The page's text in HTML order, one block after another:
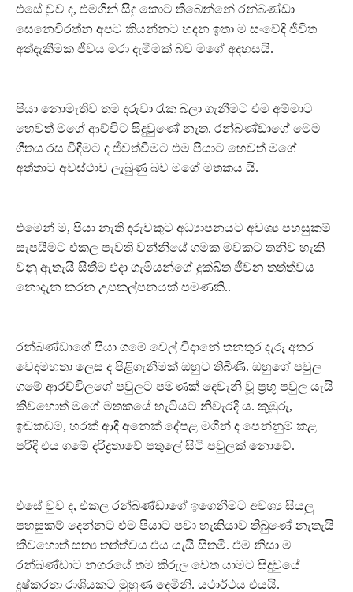
එසේ වුව ද, එමගින් සිදු කොට තිබෙන්නේ රන්බණ්ඩා
සෙනෙවිරත්න අපට කියන්නට හදන ඉතා ම සංවේදී ජීවිත
අත්දැකීමක ජීවය මරා දැමීමක් බව මගේ අදහසයි.
පියා නොමැතිව තම දරුවා රැක බලා ගැනීමට එම අම්මාට
හෙවත් මගේ ආච්චිට සිදුවුණේ නැත. රන්බණ්ඩාගේ මෙම
ගීතය රස විඳීමට ද ජීවත්වීමට එම පියාට හෙවත් මගේ
අත්තාට අවස්ථාව ලැබුණු බව මගේ මතකය යි.
එමෙන් ම, පියා නැති දරුවකුට අධ්‍යාපනයට අවශ්‍ය පහසුකම්
සැපයීමට එකල පැවති වන්නියේ ගමක මවකට තනිව හැකි
වනු ඇතැයි සිතීම එදා ගැමියන්ගේ දුක්ඛිත ජීවන තත්ත්වය
නොදැන කරන උපකල්පනයක් පමණකි..
රන්බණ්ඩාගේ පියා ගමේ වෙල් විදානේ තනතුර දැරූ අතර
වෙදමහතා ලෙස ද පිළිගැනීමක් ඔහුට තිබිණි. ඔහුගේ පවුල
ගමේ ආරච්චිලගේ පවුලට පමණක් දෙවැනි වූ ප්‍රභූ පවුල යැයි
කිවහොත් මගේ මතකයේ හැටියට නිවැරදි ය. කුඹුරු,
ඉඩකඩම්, හරක් ආදි අනෙක් දේපළ මගින් ද පෙන්නුම් කළ
පරිදි එය ගමේ දරිද්‍රතාවේ පතුලේ සිටි පවුලක් නොවේ.
එසේ වුව ද, එකල රන්බණ්ඩාගේ ඉගෙනීමට අවශ්‍ය සියලු
පහසුකම් දෙන්නට එම පියාට පවා හැකියාව තිබුණේ නැතැයි
කිවහොත් සත්‍ය තත්ත්වය එය යැයි සිතමි. එම නිසා ම
රන්බණ්ඩාට නගරයේ තම කිරුල වෙත යාමට සිදුවුයේ
දුෂ්කරතා රාශියකට මුහුණ දෙමිනි. යථාර්ථය එයයි.